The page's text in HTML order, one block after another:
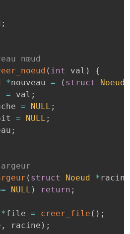
;
nœud
( int val )
{
*nouveau = ( struct Noeud
= val ;
= NULL ;
= NULL ;
;
( struct Noeud * racine
NULL ) return ;
*file = creer_file ( ) ;
, racine ) ;